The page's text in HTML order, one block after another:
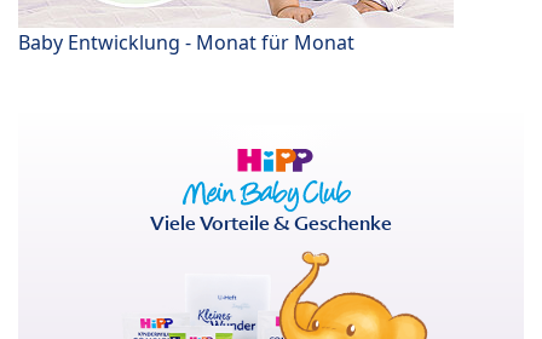
Baby Entwicklung - Monat für Monat
Viele Vorteile & Geschenke